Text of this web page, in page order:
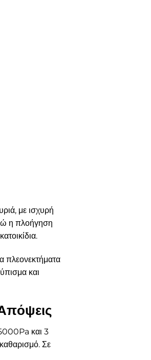
με ισχυρή
η πλοήγηση
πλεονεκτήματα
και
και 3
Σε